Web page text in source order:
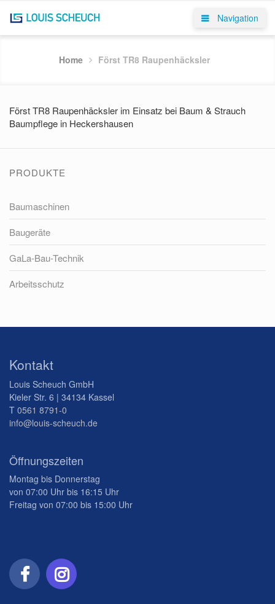
Navigation
Home Först TR8 Raupenhäcksler
Först TR8 Raupenhäcksler im Einsatz bei Baum & Strauch
Baumpflege in Heckershausen
PRODUKTE
Baumaschinen
Baugeräte
GaLa-Bau-Technik
Arbeitsschutz
Kontakt
Louis Scheuch GmbH
Kieler Str. 6 | 34134 Kassel
T 0561 8791-0
info@louis-scheuch.de
Öffnungszeiten
Montag bis Donnerstag
von 07:00 Uhr bis 16:15 Uhr
Freitag von 07:00 bis 15:00 Uhr